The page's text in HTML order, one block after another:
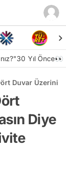
30 Yıl Önce👀
Duvar
Diye